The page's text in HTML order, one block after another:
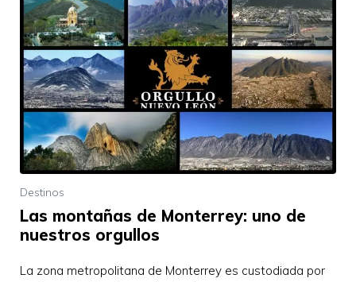
Destinos
Las montañas de Monterrey: uno de
nuestros orgullos
La zona metropolitana de Monterrey es custodiada por